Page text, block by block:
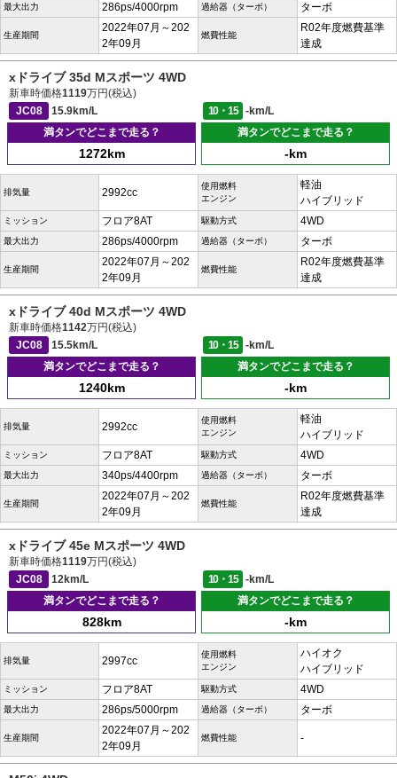
最大出力 286ps/4000rpm 過給器（ターボ） ターボ
生産期間
2022年07月～202
2年09月
燃費性能
R02年度燃費基準
達成
xドライブ 35d Mスポーツ 4WD
新車時価格1119万円(税込)
JC08
15.9km/L 10・15
-km/L
満タンでどこまで走る？
1272km
満タンでどこまで走る？
-km
排気量 2992cc
使用燃料
エンジン
軽油
ハイブリッド
ミッション フロア8AT 駆動方式 4WD
最大出力 286ps/4000rpm 過給器（ターボ） ターボ
生産期間
2022年07月～202
2年09月
燃費性能
R02年度燃費基準
達成
xドライブ 40d Mスポーツ 4WD
新車時価格1142万円(税込)
JC08
15.5km/L 10・15
-km/L
満タンでどこまで走る？
1240km
満タンでどこまで走る？
-km
排気量 2992cc
使用燃料
エンジン
軽油
ハイブリッド
ミッション フロア8AT 駆動方式 4WD
最大出力 340ps/4400rpm 過給器（ターボ） ターボ
生産期間
2022年07月～202
2年09月
燃費性能
R02年度燃費基準
達成
xドライブ 45e Mスポーツ 4WD
新車時価格1119万円(税込)
JC08
12km/L 10・15
-km/L
満タンでどこまで走る？
828km
満タンでどこまで走る？
-km
排気量 2997cc
使用燃料
エンジン
ハイオク
ハイブリッド
ミッション フロア8AT 駆動方式 4WD
最大出力 286ps/5000rpm 過給器（ターボ） ターボ
生産期間
2022年07月～202
2年09月
燃費性能 -